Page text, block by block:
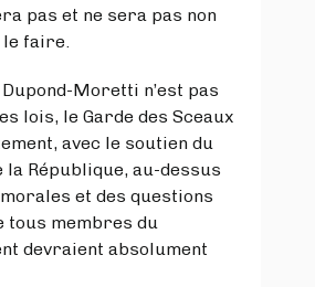
pas et ne sera pas non
le faire.
Moretti n’est pas
lois, le Garde des Sceaux
avec le soutien du
la République, au-dessus
et des questions
tous membres du
devraient absolument